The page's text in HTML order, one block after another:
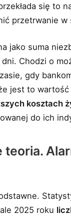
się to
przetrwanie
jako suma
Chodzi o
gdy
jest to wartość
kosztach
do ich
teoria.
2025 roku